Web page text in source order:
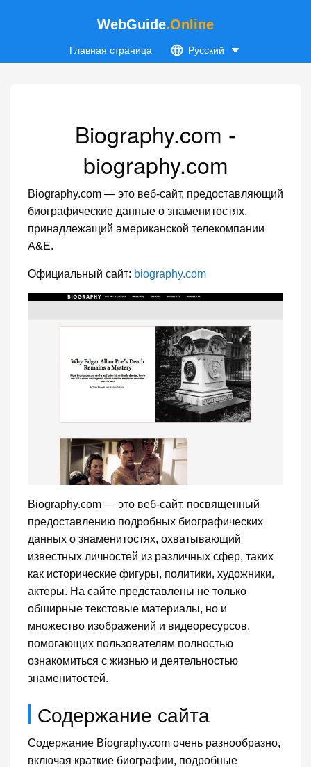
WebGuide.Online
Главная страница Русский
Biography.com -
biography.com
Biography.com — это веб-сайт, предоставляющий
биографические данные о знаменитостях,
принадлежащий американской телекомпании
A&E.
Официальный сайт: biography.com
Biography.com — это веб-сайт, посвященный
предоставлению подробных биографических
данных о знаменитостях, охватывающий
известных личностей из различных сфер, таких
как исторические фигуры, политики, художники,
актеры. На сайте представлены не только
обширные текстовые материалы, но и
множество изображений и видеоресурсов,
помогающих пользователям полностью
ознакомиться с жизнью и деятельностью
знаменитостей.
Содержание сайта
Содержание Biography.com очень разнообразно,
включая краткие биографии, подробные